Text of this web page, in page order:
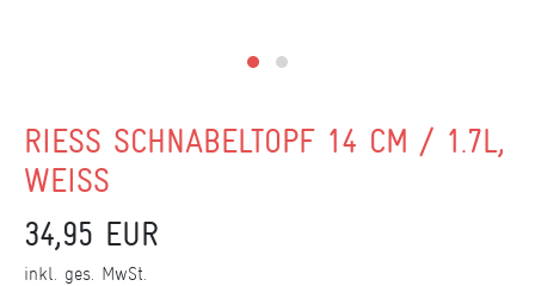
RIESS SCHNABELTOPF 14 CM / 1.7L,
WEISS
34,95 EUR
inkl. ges. MwSt.